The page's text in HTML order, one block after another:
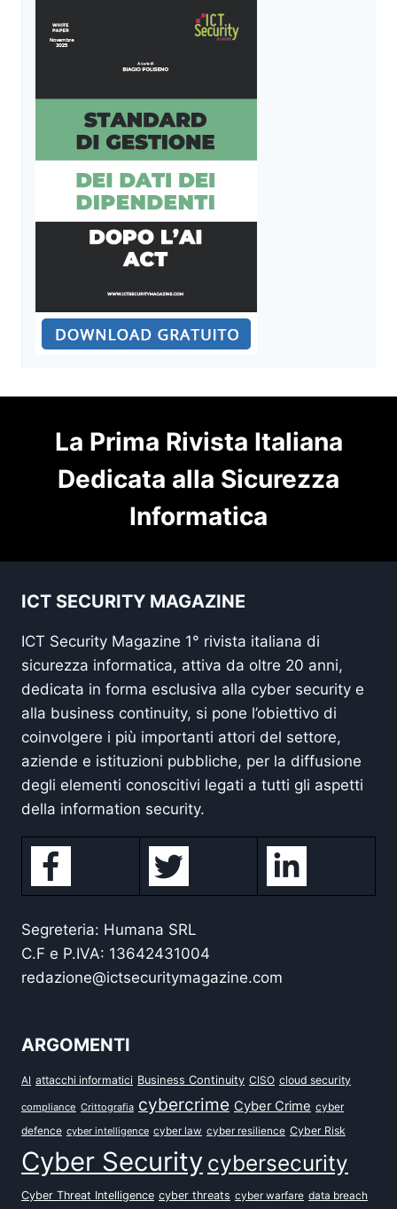
La Prima Rivista Italiana
Dedicata alla Sicurezza
Informatica
ICT SECURITY MAGAZINE
ICT Security Magazine 1° rivista italiana di
sicurezza informatica, attiva da oltre 20 anni,
dedicata in forma esclusiva alla cyber security e
alla business continuity, si pone l’obiettivo di
coinvolgere i più importanti attori del settore,
aziende e istituzioni pubbliche, per la diffusione
degli elementi conoscitivi legati a tutti gli aspetti
della information security.
Segreteria: Humana SRL
C.F e P.IVA: 13642431004
redazione@ictsecuritymagazine.com
ARGOMENTI
AI attacchi informatici Business Continuity CISO cloud security
compliance Crittografia cybercrime Cyber Crime cyber
defence cyber intelligence cyber law cyber resilience Cyber Risk
Cyber Security cybersecurity
Cyber Threat Intelligence cyber threats cyber warfare data breach